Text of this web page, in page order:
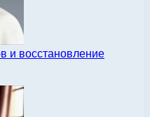
и восстановление